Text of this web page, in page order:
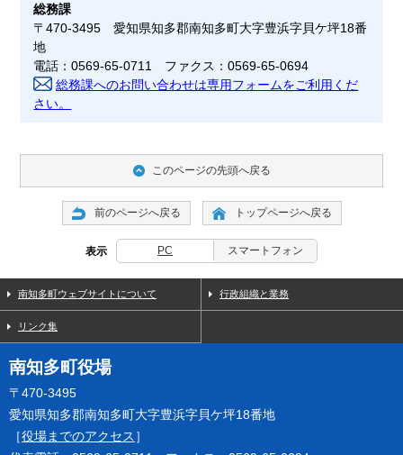
総務課
〒470-3495 愛知県知多郡南知多町大字豊浜字貝ケ坪18番
地
電話：0569-65-0711 ファクス：0569-65-0694
総務課へのお問い合わせは専用フォームをご利用くだ
さい。
このページの先頭へ戻る
前のページへ戻る トップページへ戻る
表示 PC スマートフォン
南知多町ウェブサイトについて 行政組織と業務
リンク集
南知多町役場
〒470-3495
愛知県知多郡南知多町大字豊浜字貝ケ坪18番地
［役場までのアクセス ］